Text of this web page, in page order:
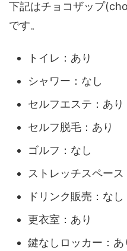
下記はチョコザップ
です。
トイレ：あり
シャワー：なし
セルフエステ：あり
セルフ脱毛：あり
ゴルフ：なし
ストレッチスペース
ドリンク販売：なし
更衣室：あり
鍵なしロッカー：あ